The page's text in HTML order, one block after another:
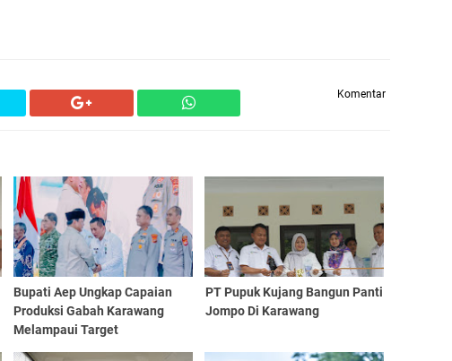
Komentar
Bupati Aep Ungkap Capaian
Produksi Gabah Karawang
Melampaui Target
PT Pupuk Kujang Bangun Panti
Jompo Di Karawang